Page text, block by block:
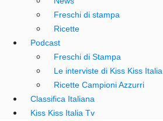
Freschi di stampa
Ricette
Podcast
Freschi di Stampa
Le interviste di Kiss Kiss Italia
Ricette Campioni Azzurri
Classifica Italiana
Kiss Kiss Italia Tv